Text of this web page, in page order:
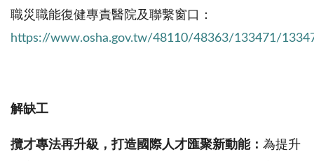
職災職能復健專責醫院及聯繫窗口：
https://www.osha.gov.tw/48110/48363/133471/
解缺工
攬才專法再升級，打造國際人才匯聚新動能： 為提升